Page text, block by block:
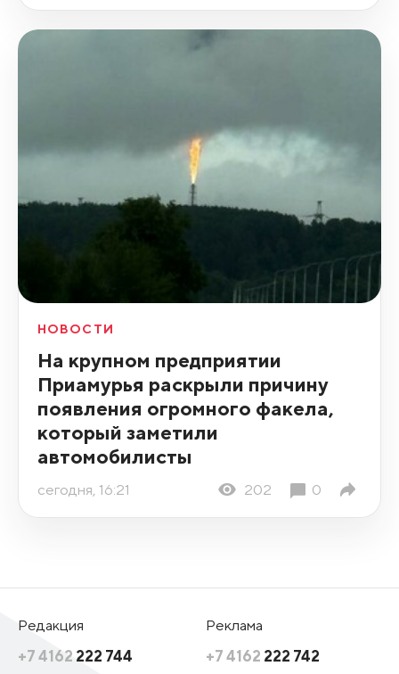
НОВОСТИ
На крупном предприятии
Приамурья раскрыли причину
появления огромного факела,
который заметили
автомобилисты
сегодня, 16:21 202 0
Редакция
+7 4162 222 744
Реклама
+7 4162 222 742